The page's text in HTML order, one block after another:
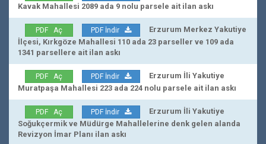
Kavak Mahallesi 2089 ada 9 nolu parsele ait ilan askı
PDF Aç PDF İndir
Erzurum Merkez Yakutiye
İlçesi, Kırkgöze Mahallesi 110 ada 23 parseller ve 109 ada
1341 parsellere ait ilan askı
PDF Aç PDF İndir
Erzurum İli Yakutiye
Muratpaşa Mahallesi 223 ada 224 nolu parsele ait ilan askı
PDF Aç PDF İndir
Erzurum İli Yakutiye
Soğukçermik ve Müdürge Mahallelerine denk gelen alanda
Revizyon İmar Planı ilan askı